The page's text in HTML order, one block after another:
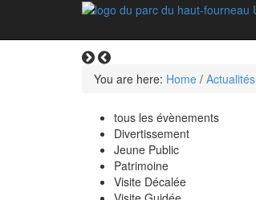
You are here: Home / Actualités
tous les évènements
Divertissement
Jeune Public
Patrimoine
Visite Décalée